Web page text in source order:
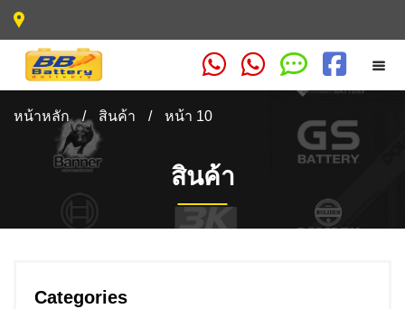
หน้าหลัก / สินค้า / หน้า 10
สินค้า
Categories